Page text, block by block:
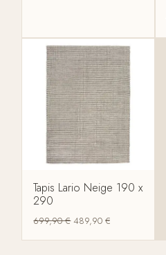
Tapis Lario Neige 190 x
290
699,90€ 489,90€